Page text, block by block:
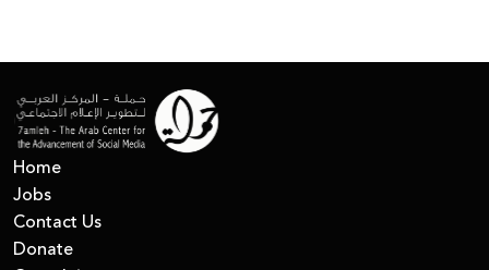
Home
Jobs
Contact Us
Donate